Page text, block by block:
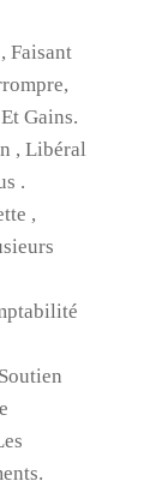
Faisant
Gains.
, Libéral
.
,